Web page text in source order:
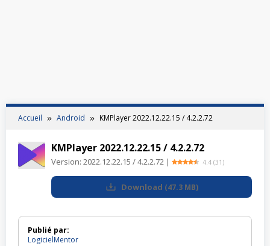
Accueil Android KMPlayer 2022.12.22.15 / 4.2.2.72
KMPlayer 2022.12.22.15 / 4.2.2.72
Version: 2022.12.22.15 / 4.2.2.72 | 4.4 (31 )
Download (47.3 MB)
Publié par:
LogicielMentor